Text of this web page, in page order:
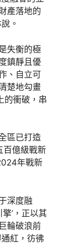
產落地的
。
失衡的極
鎮靜且優
、自立可
楚地勾畫
的衝破，串
區已打造
百億級戰新
年戰新
深度融
’，正以其
輪破浪前
紅，彷彿